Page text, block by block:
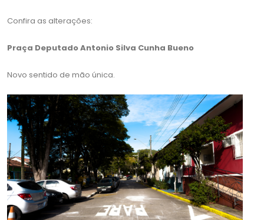
Confira as alterações:
Praça Deputado Antonio Silva Cunha Bueno
Novo sentido de mão única.